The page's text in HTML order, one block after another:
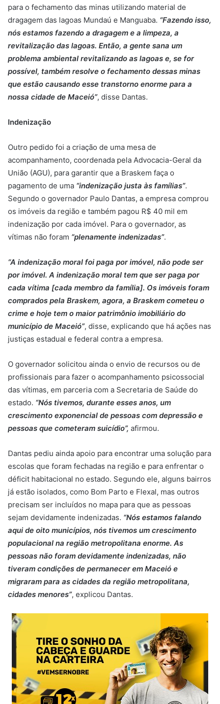
para o fechamento das minas utilizando material de
dragagem das lagoas Mundaú e Manguaba. “Fazendo isso,
nós estamos fazendo a dragagem e a limpeza, a
revitalização das lagoas. Então, a gente sana um
problema ambiental revitalizando as lagoas e, se for
possível, também resolve o fechamento dessas minas
que estão causando esse transtorno enorme para a
nossa cidade de Maceió”, disse Dantas.
Indenização
Outro pedido foi a criação de uma mesa de
acompanhamento, coordenada pela Advocacia-Geral da
União (AGU), para garantir que a Braskem faça o
pagamento de uma “indenização justa às famílias”.
Segundo o governador Paulo Dantas, a empresa comprou
os imóveis da região e também pagou R$ 40 mil em
indenização por cada imóvel. Para o governador, as
vítimas não foram “plenamente indenizadas”.
“A indenização moral foi paga por imóvel, não pode ser
por imóvel. A indenização moral tem que ser paga por
cada vítima [cada membro da família]. Os imóveis foram
comprados pela Braskem, agora, a Braskem cometeu o
crime e hoje tem o maior patrimônio imobiliário do
município de Maceió”, disse, explicando que há ações nas
justiças estadual e federal contra a empresa.
O governador solicitou ainda o envio de recursos ou de
profissionais para fazer o acompanhamento psicossocial
das vítimas, em parceria com a Secretaria de Saúde do
estado. “Nós tivemos, durante esses anos, um
crescimento exponencial de pessoas com depressão e
pessoas que cometeram suicídio”, afirmou.
Dantas pediu ainda apoio para encontrar uma solução para
escolas que foram fechadas na região e para enfrentar o
déficit habitacional no estado. Segundo ele, alguns bairros
já estão isolados, como Bom Parto e Flexal, mas outros
precisam ser incluídos no mapa para que as pessoas
sejam devidamente indenizadas. “Nós estamos falando
aqui de oito municípios, nós tivemos um crescimento
populacional na região metropolitana enorme. As
pessoas não foram devidamente indenizadas, não
tiveram condições de permanecer em Maceió e
migraram para as cidades da região metropolitana,
cidades menores”, explicou Dantas.